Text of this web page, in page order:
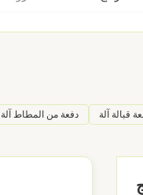
دفعة من المطاط آلة